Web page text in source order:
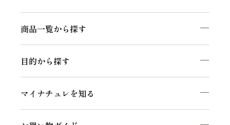
商品一覧から探す
目的から探す
マイナチュレを知る